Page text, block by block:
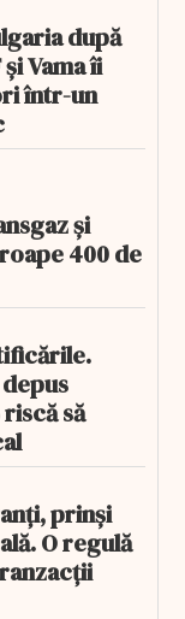
după
Vama îi
într-un
și
400 de
să
prinși
O regulă